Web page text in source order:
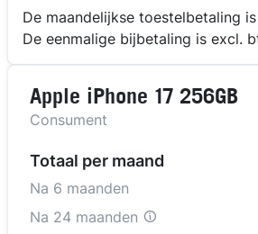
De maandelijkse toestelbetaling is
De eenmalige bijbetaling is excl.
Apple iPhone 17 256GB
Consument
Totaal per maand
Na 6 maanden
Na 24 maanden